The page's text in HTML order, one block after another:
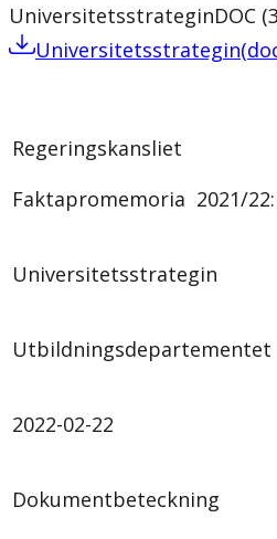
UniversitetsstrateginDOC (
Universitetsstrategin(
Regeringskansliet
Faktapromemoria 2021/
Universitetsstrategin
Utbildningsdepartementet
2022-02-22
Dokumentbeteckning